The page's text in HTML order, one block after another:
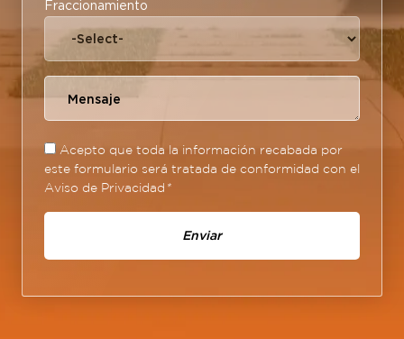
Fraccionamiento
Acepto que toda la información recabada por
este formulario será tratada de conformidad con el
Aviso de Privacidad *
Enviar